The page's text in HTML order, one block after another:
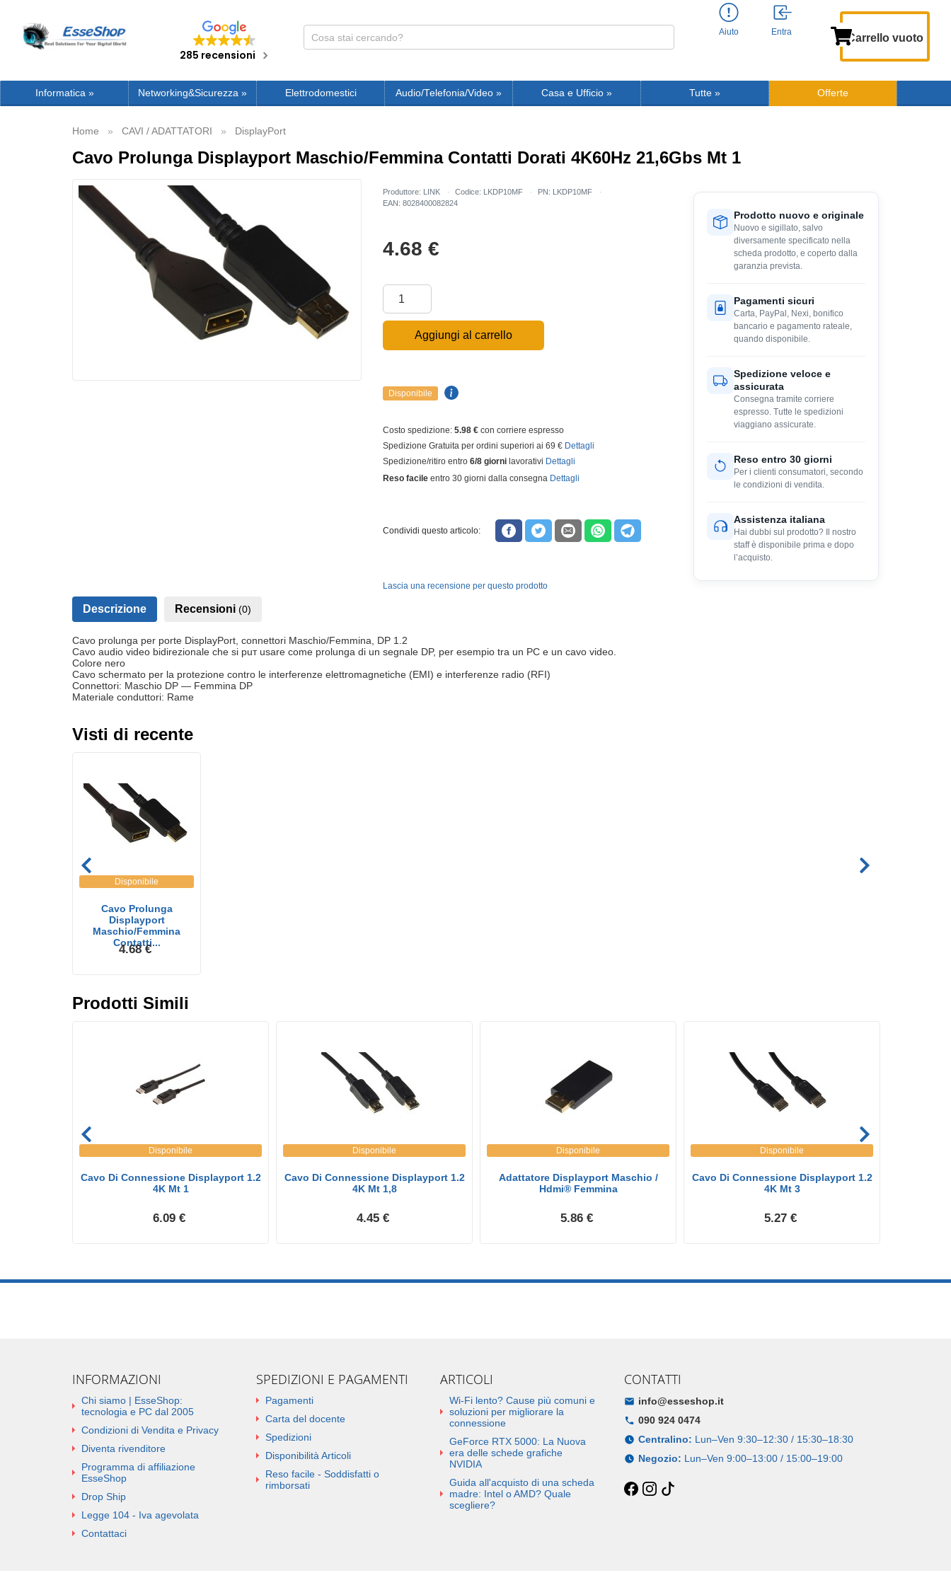
285 recensioni
Aiuto Entra Carrello vuoto
Informatica» Networking&Sicurezza » Elettrodomestici Audio/Telefonia/Video » Casa e Ufficio » Tutte » Offerte
Home CAVI / ADATTATORI DisplayPort
Cavo Prolunga Displayport Maschio/Femmina Contatti Dorati 4K60Hz 21,6Gbs Mt 1
Produttore: LINK Codice: LKDP10MF
PN: LKDP10MF
EAN: 8028400082824
4.68 €
Aggiungi al carrello
Disponibile
Costo spedizione: 5.98 € con corriere espresso
Spedizione Gratuita per ordini superiori ai 69 € Dettagli
Spedizione/ritiro entro 6/8 giornilavorativi Dettagli
Reso facileentro 30 giorni dalla consegna Dettagli
Condividi questo articolo:
Lascia una recensione per questo prodotto
Prodotto nuovo e originale
Nuovo e sigillato, salvo
diversamente specificato nella
scheda prodotto, e coperto dalla
garanzia prevista.
Pagamenti sicuri
Carta, PayPal, Nexi, bonifico
bancario e pagamento rateale,
quando disponibile.
Spedizione veloce e
assicurata
Consegna tramite corriere
espresso. Tutte le spedizioni
viaggiano assicurate.
Reso entro 30 giorni
Per i clienti consumatori, secondo
le condizioni di vendita.
Assistenza italiana
Hai dubbi sul prodotto? Il nostro
staff è disponibile prima e dopo
l’acquisto.
Descrizione Recensioni (0)
Cavo prolunga per porte DisplayPort, connettori Maschio/Femmina, DP 1.2
Cavo audio video bidirezionale che si puт usare come prolunga di un segnale DP, per esempio tra un PC e un cavo video.
Colore nero
Cavo schermato per la protezione contro le interferenze elettromagnetiche (EMI) e interferenze radio (RFI)
Connettori: Maschio DP — Femmina DP
Materiale conduttori: Rame
Visti di recente
Disponibile
Cavo Prolunga
Displayport
Maschio/Femmina
Contatti...
4.68 €
Prodotti Simili
Disponibile
Cavo Di Connessione Displayport 1.2
4K Mt 1
6.09 €
Disponibile
Cavo Di Connessione Displayport 1.2
4K Mt 1,8
4.45 €
Disponibile
Adattatore Displayport Maschio /
Hdmi® Femmina
5.86 €
Disponibile
Cavo Di Connessione Displayport 1.2
4K Mt 3
5.27 €
INFORMAZIONI
Chi siamo | EsseShop:
tecnologia e PC dal 2005
Condizioni di Vendita e Privacy
Diventa rivenditore
Programma di affiliazione
EsseShop
Drop Ship
Legge 104 - Iva agevolata
Contattaci
SPEDIZIONI E PAGAMENTI
Pagamenti
Carta del docente
Spedizioni
Disponibilità Articoli
Reso facile - Soddisfatti o
rimborsati
ARTICOLI
Wi-Fi lento? Cause più comuni e
soluzioni per migliorare la
connessione
GeForce RTX 5000: La Nuova
era delle schede grafiche
NVIDIA
Guida all'acquisto di una scheda
madre: Intel o AMD? Quale
scegliere?
CONTATTI
info@esseshop.it
090 924 0474
Centralino: Lun–Ven 9:30–12:30 / 15:30–18:30
Negozio: Lun–Ven 9:00–13:00 / 15:00–19:00